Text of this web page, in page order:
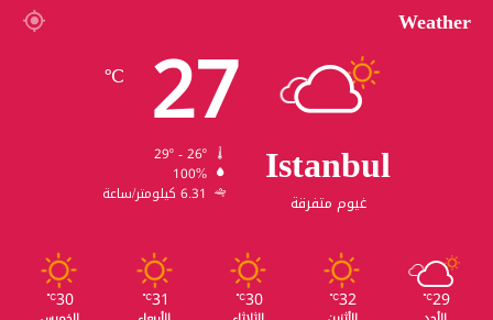
Weather
Istanbul
غيوم متفرقة
27
℃
100%
6.31 كيلومتر/ساعة
29
℃
32
℃
30
℃
31
℃
30
℃